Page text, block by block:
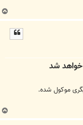
موکول شده.